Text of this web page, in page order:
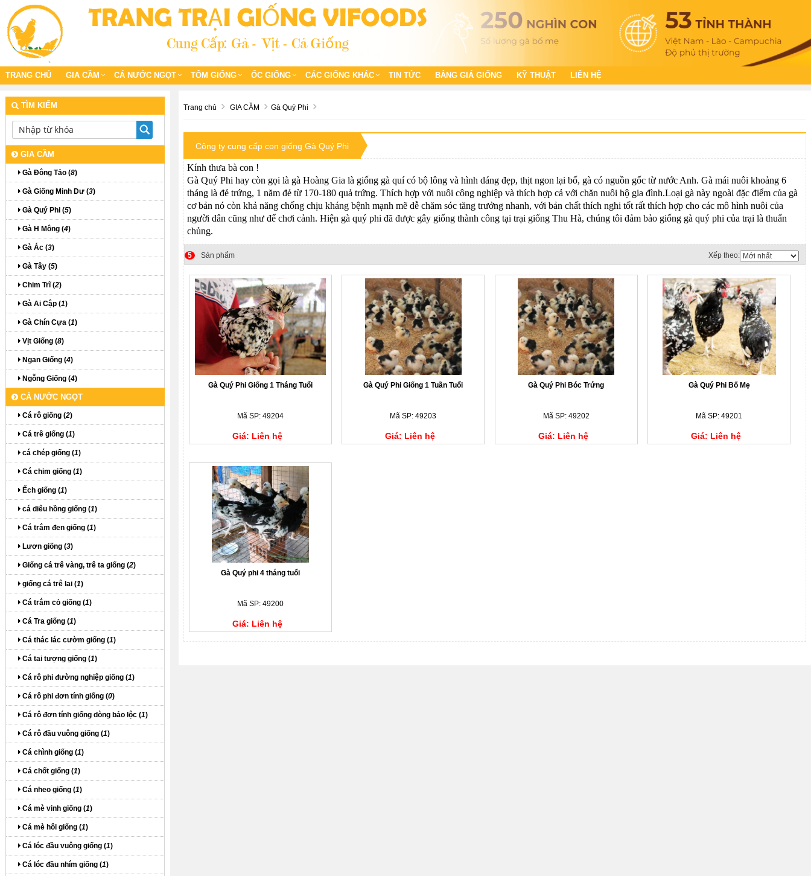
TRANG CHỦ GIA CẦM CÁ NƯỚC NGỌT TÔM GIỐNG ỐC GIỐNG CÁC GIỐNG KHÁC TIN TỨC BẢNG GIÁ GIỐNG KỸ THUẬT LIÊN HỆ
Trang chủ GIA CẦM Gà Quý Phi
Công ty cung cấp con giống Gà Quý Phi
Kính thưa bà con !
Gà Quý Phi hay còn gọi là gà Hoàng Gia là giống gà quí có bộ lông và hình dáng đẹp, thịt ngon lại bổ, gà có nguồn gốc từ nước Anh. Gà mái nuôi khoảng 6
tháng là đẻ trứng, 1 năm đẻ từ 170-180 quả trứng. Thích hợp với nuôi công nghiệp và thích hợp cả với chăn nuôi hộ gia đình.Loại gà này ngoài đặc điểm của gà
cơ bản nó còn khả năng chống chịu kháng bệnh mạnh mẽ dễ chăm sóc tăng trưởng nhanh, với bản chất thích nghi tốt rất thích hợp cho các mô hình nuôi của
người dân cũng như để chơi cảnh. Hiện gà quý phi đã được gây giống thành công tại trại giống Thu Hà, chúng tôi đảm bảo giống gà quý phi của trại là thuẩn
chủng.
5 Sản phẩm Xếp theo:
Gà Quý Phi Giống 1 Tháng Tuổi
Mã SP: 49204
Giá: Liên hệ
Gà Quý Phi Giống 1 Tuần Tuổi
Mã SP: 49203
Giá: Liên hệ
Gà Quý Phi Bóc Trứng
Mã SP: 49202
Giá: Liên hệ
Gà Quý Phi Bố Mẹ
Mã SP: 49201
Giá: Liên hệ
Gà Quý phi 4 tháng tuổi
Mã SP: 49200
Giá: Liên hệ
TÌM KIẾM
GIA CẦM
Gà Đông Tảo (8)
Gà Giống Minh Dư (3)
Gà Quý Phi (5)
Gà H Mông (4)
Gà Ác (3)
Gà Tây (5)
Chim Trĩ (2)
Gà Ai Cập (1)
Gà Chín Cựa (1)
Vịt Giống (8)
Ngan Giống (4)
Ngỗng Giống (4)
CÁ NƯỚC NGỌT
Cá rô giống (2)
Cá trê giống (1)
cá chép giống (1)
Cá chim giống (1)
Ếch giống (1)
cá diêu hồng giống (1)
Cá trắm đen giống (1)
Lươn giống (3)
Giống cá trê vàng, trê ta giống (2)
giống cá trê lai (1)
Cá trắm cỏ giống (1)
Cá Tra giống (1)
Cá thác lác cườm giống (1)
Cá tai tượng giống (1)
Cá rô phi đường nghiệp giống (1)
Cá rô phi đơn tính giống (0)
Cá rô đơn tính giống dòng bảo lộc (1)
Cá rô đầu vuông giống (1)
Cá chình giống (1)
Cá chốt giống (1)
Cá nheo giống (1)
Cá mè vinh giống (1)
Cá mè hôi giống (1)
Cá lóc đầu vuông giống (1)
Cá lóc đầu nhím giống (1)